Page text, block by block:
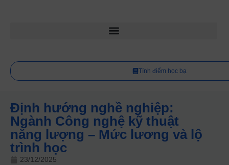
Tính điểm học bạ
Định hướng nghề nghiệp:
Ngành Công nghệ kỹ thuật
năng lượng – Mức lương và lộ
trình học
23/12/2025